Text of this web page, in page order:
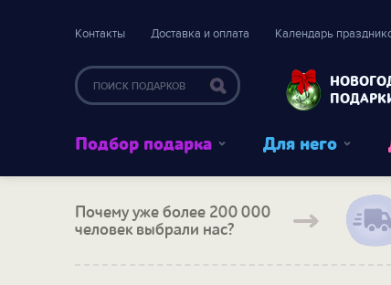
Контакты Доставка и оплата Календарь
Подбор подарка Для него
Почему уже более 200 000
человек выбрали нас?